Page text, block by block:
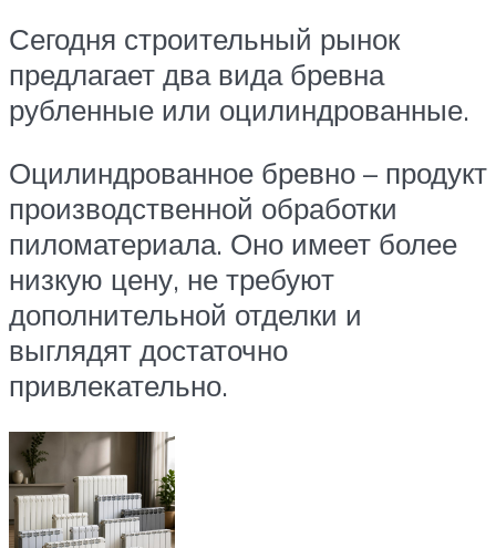
Сегодня строительный рынок
предлагает два вида бревна
рубленные или оцилиндрованные.
Оцилиндрованное бревно – продукт
производственной обработки
пиломатериала. Оно имеет более
низкую цену, не требуют
дополнительной отделки и
выглядят достаточно
привлекательно.